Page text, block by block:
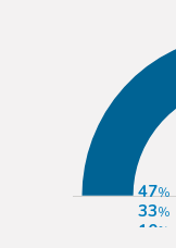
47
33
10